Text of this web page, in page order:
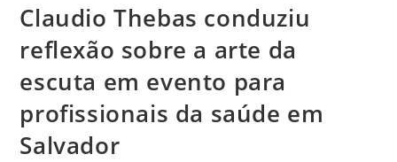
Claudio Thebas conduziu
reflexão sobre a arte da
escuta em evento para
profissionais da saúde em
Salvador